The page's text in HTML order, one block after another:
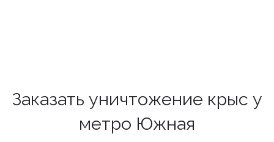
Заказать уничтожение крыс у
метро Южная